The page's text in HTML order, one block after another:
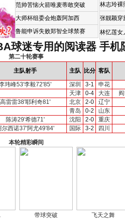
范帅苦恼火箭唯麦蒂敢突破
大师杯组委会炮轰阿加西
鲁能申诉失败郑智全球禁赛
林志玲裸
张靓颖穿
林忆莲女
球迷专用的阅读器 手机
第二十轮赛事
主队射手 主队 比分 客队
玮峰53'李毅72'85' 深圳 3-1
申花
天津 0-4 大连
高雷雷38'耶利奇81' 北京 2-0
辽宁
青岛 0-2
山东
陈涛29'希德71' 沈阳 2-0
重庆
尔西诺37'阿尤49'84' 国际 3-2 四川
本轮精彩瞬间
带球突破 飞天之舞